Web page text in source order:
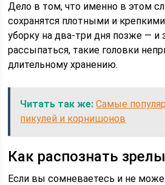
Дело в том, что именно в этом
сохранятся плотными и
уборку на два-три дня позже — и
рассыпаться, такие головки
длительному хранению.
Читать так же: Самые
пикулей и корнишонов
Как распознать
Если вы сомневаетесь и не